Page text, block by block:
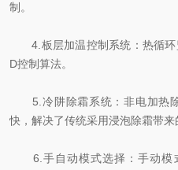
制。
4.板层加温控制系统：热循环
D控制算法。
5.冷阱除霜系统：非电加热
快，解决了传统采用浸泡除霜带来
6.手自动模式选择：手动模